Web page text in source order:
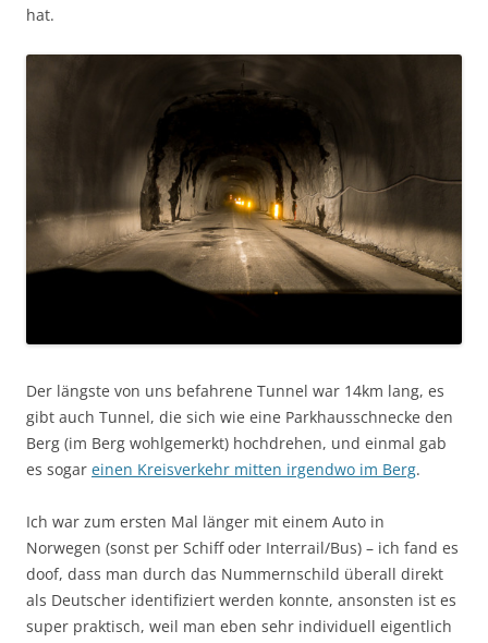
hat.
Der längste von uns befahrene Tunnel war 14km lang, es
gibt auch Tunnel, die sich wie eine Parkhausschnecke den
Berg (im Berg wohlgemerkt) hochdrehen, und einmal gab
es sogar einen Kreisverkehr mitten irgendwo im Berg.
Ich war zum ersten Mal länger mit einem Auto in
Norwegen (sonst per Schiff oder Interrail/Bus) – ich fand es
doof, dass man durch das Nummernschild überall direkt
als Deutscher identifiziert werden konnte, ansonsten ist es
super praktisch, weil man eben sehr individuell eigentlich